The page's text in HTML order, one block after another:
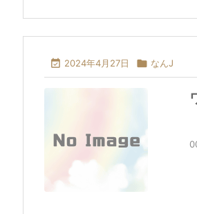
 2024年4月27日  なんJ